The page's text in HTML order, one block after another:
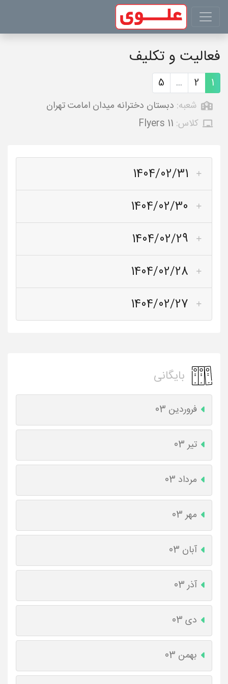
فعالیت و تکلیف
1
2
...
5
شعبه: دبستان دخترانه میدان امامت تهران
کلاس: Flyers 11
1404/02/31
1404/02/30
1404/02/29
1404/02/28
1404/02/27
بایگانی
فروردین 03
تیر 03
مرداد 03
مهر 03
آبان 03
آذر 03
دی 03
بهمن 03